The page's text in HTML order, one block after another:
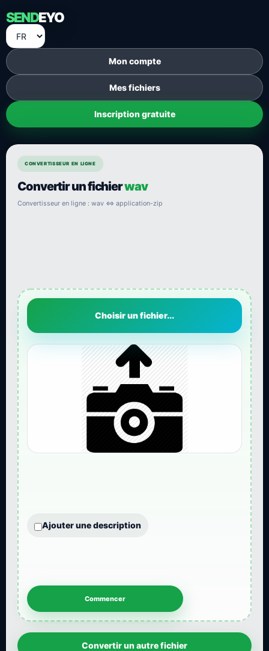
SENDEYO
Mon compte
Mes fichiers
Inscription gratuite
CONVERTISSEUR EN LIGNE
Convertir un fichierwav
Convertisseur en ligne : wav ⇔ application-zip
Choisir un fichier...
Ajouter une description
Convertir un autre fichier